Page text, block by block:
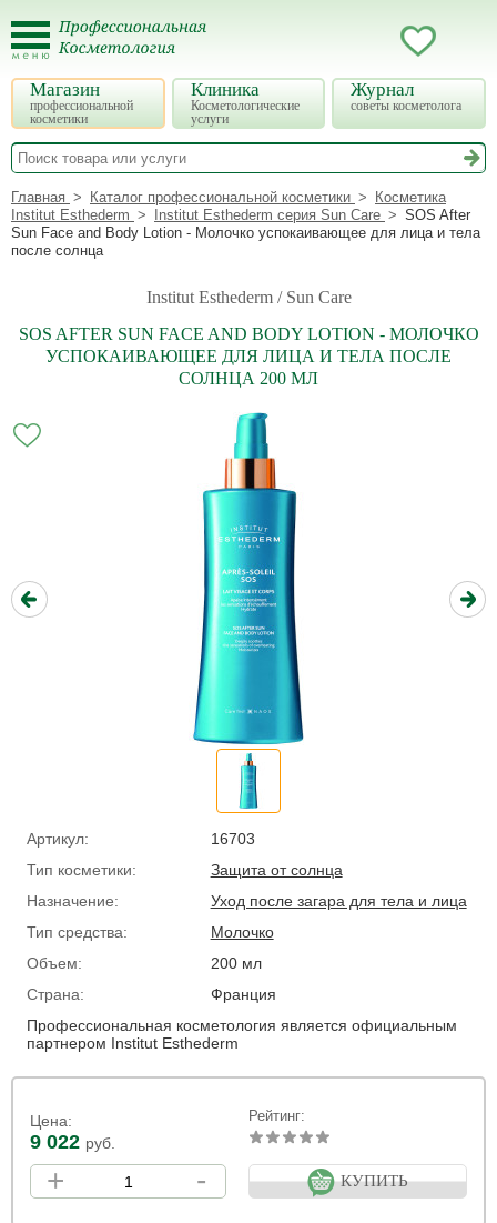
Магазин
профессиональной
косметики
Клиника
Косметологические
услуги
Журнал
советы косметолога
Главная Каталог профессиональной косметики
Косметика
Institut Esthederm
Institut Esthederm серия Sun Care
SOS After
Sun Face and Body Lotion - Молочко успокаивающее для лица и тела
после солнца
Institut Esthederm / Sun Care
SOS AFTER SUN FACE AND BODY LOTION - МОЛОЧКО
УСПОКАИВАЮЩЕЕ ДЛЯ ЛИЦА И ТЕЛА ПОСЛЕ
СОЛНЦА 200 МЛ
Артикул:
16703
Тип косметики:
Защита от солнца
Назначение:
Уход после загара для тела и лица
Тип средства:
Молочко
Объем:
200 мл
Страна:
Франция
Профессиональная косметология является официальным
партнером Institut Esthederm
Цена:
9 022 руб.
Рейтинг:
+ - КУПИТЬ